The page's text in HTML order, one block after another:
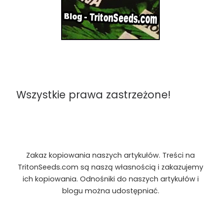
Wszystkie prawa zastrzeżone!
Zakaz kopiowania naszych artykułów. Treści na
TritonSeeds.com są naszą własnością i zakazujemy
ich kopiowania. Odnośniki do naszych artykułów i
blogu można udostępniać.